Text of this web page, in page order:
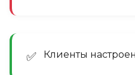
✅ Клиенты